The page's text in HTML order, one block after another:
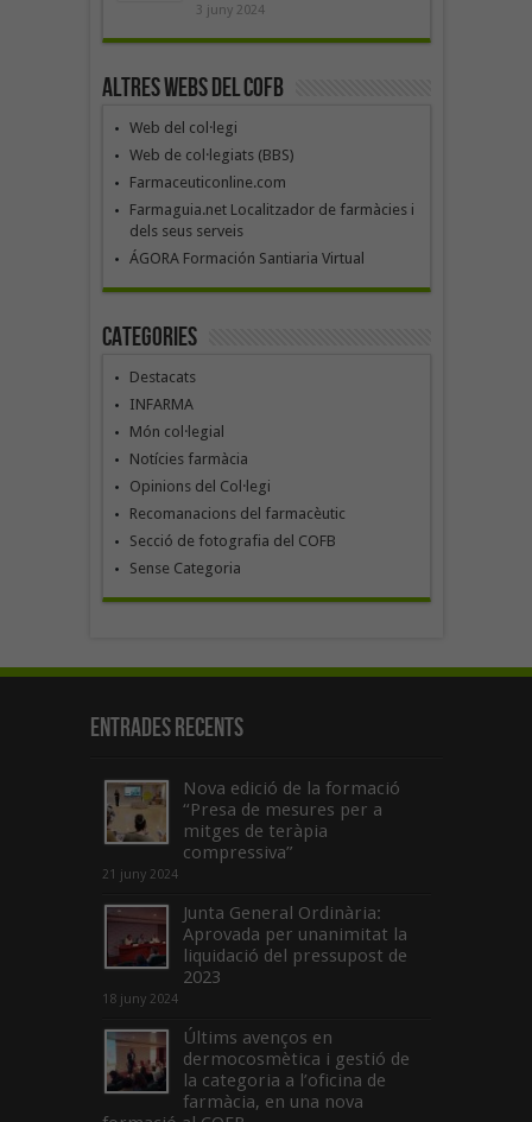
3 juny 2024
Altres webs del COFB
Web del col·legi
Web de col·legiats (BBS)
Farmaceuticonline.com
Farmaguia.net Localitzador de farmàcies i
dels seus serveis
ÁGORA Formación Santiaria Virtual
Categories
Destacats
INFARMA
Món col·legial
Notícies farmàcia
Opinions del Col·legi
Recomanacions del farmacèutic
Secció de fotografia del COFB
Sense Categoria
Entrades recents
Nova edició de la formació
“Presa de mesures per a
mitges de teràpia
compressiva”
21 juny 2024
Junta General Ordinària:
Aprovada per unanimitat la
liquidació del pressupost de
2023
18 juny 2024
Últims avenços en
dermocosmètica i gestió de
la categoria a l’oficina de
farmàcia, en una nova